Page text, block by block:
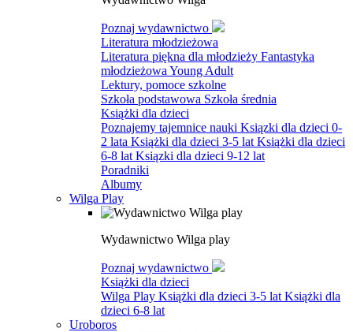
Poznaj wydawnictwo
Literatura młodzieżowa
Literatura piękna dla młodzieży Fantastyka
młodzieżowa Young Adult
Lektury, pomoce szkolne
Szkoła podstawowa Szkoła średnia
Książki dla dzieci
Poznajemy tajemnice nauki Ksiązki dla dzieci 0-
2 lata Książki dla dzieci 3-5 lat Książki dla dzieci
6-8 lat Ksiązki dla dzieci 9-12 lat
Poradniki
Albumy
Wilga Play
Wydawnictwo Wilga play
Poznaj wydawnictwo
Książki dla dzieci
Wilga Play Książki dla dzieci 3-5 lat Książki dla
dzieci 6-8 lat
Uroboros